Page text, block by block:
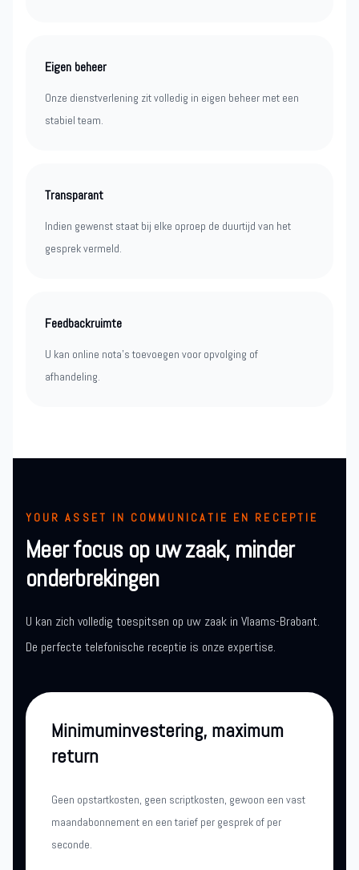
Eigen beheer
Onze dienstverlening zit volledig in eigen beheer met een
stabiel team.
Transparant
Indien gewenst staat bij elke oproep de duurtijd van het
gesprek vermeld.
Feedbackruimte
U kan online nota’s toevoegen voor opvolging of
afhandeling.
YOUR ASSET IN COMMUNICATIE EN RECEPTIE
Meer focus op uw zaak, minder
onderbrekingen
U kan zich volledig toespitsen op uw zaak in Vlaams-Brabant.
De perfecte telefonische receptie is onze expertise.
Minimuminvestering, maximum
return
Geen opstartkosten, geen scriptkosten, gewoon een vast
maandabonnement en een tarief per gesprek of per
seconde.